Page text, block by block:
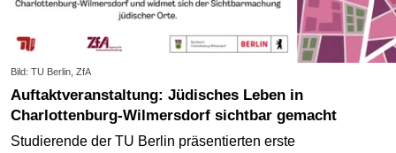
Bild: TU Berlin, ZfA
Auftaktveranstaltung: Jüdisches Leben in
Charlottenburg-Wilmersdorf sichtbar gemacht
Studierende der TU Berlin präsentierten erste